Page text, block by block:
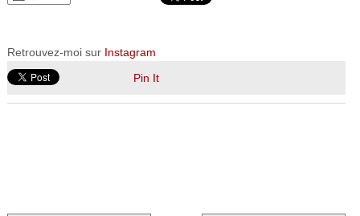
Retrouvez-moi sur Instagram
Pin It